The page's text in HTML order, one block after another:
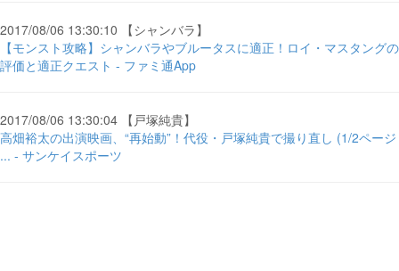
2017/08/06 13:30:10 【シャンバラ】
【モンスト攻略】シャンバラやブルータスに適正！ロイ・マスタングの
評価と適正クエスト - ファミ通App
2017/08/06 13:30:04 【戸塚純貴】
高畑裕太の出演映画、“再始動”！代役・戸塚純貴で撮り直し (1/2ページ
... - サンケイスポーツ